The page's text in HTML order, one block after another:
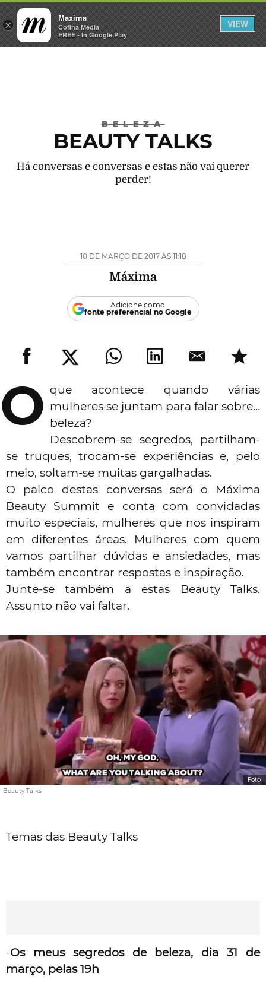
×
Maxima
Cofina Media
FREE - In Google Play
VIEW
INICIAR SESSÃO
BELEZA
BEAUTY TALKS
Há conversas e conversas e estas não vai querer
perder!
10 DE MARÇO DE 2017 ÀS 11:18
Máxima
Adicione como
fonte preferencial no Google
O que acontece quando várias
mulheres se juntam para falar sobre…
beleza?
Descobrem-se segredos, partilham-
se truques, trocam-se experiências e, pelo
meio, soltam-se muitas gargalhadas.
O palco destas conversas será o Máxima
Beauty Summit e conta com convidadas
muito especiais, mulheres que nos inspiram
em diferentes áreas. Mulheres com quem
vamos partilhar dúvidas e ansiedades, mas
também encontrar respostas e inspiração.
Junte-se também a estas Beauty Talks.
Assunto não vai faltar.
Beauty Talks
Foto:
Temas das Beauty Talks
-Os meus segredos de beleza, dia 31 de
março, pelas 19h